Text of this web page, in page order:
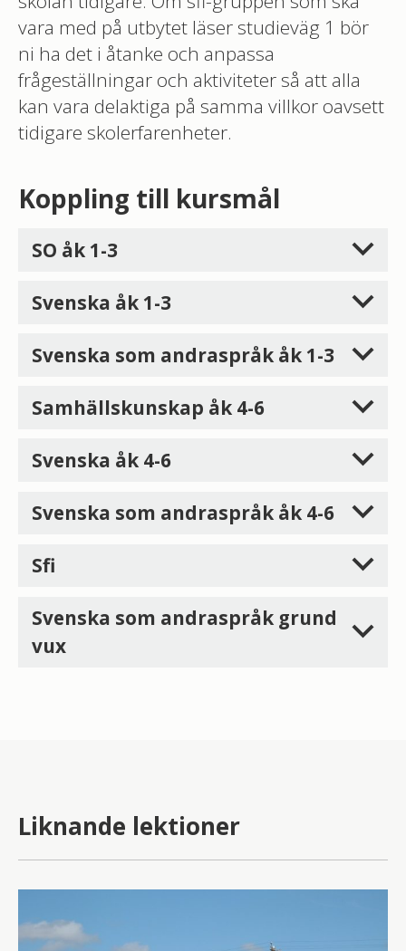
vara med på utbytet läser studieväg 1 bör
ni ha det i åtanke och anpassa
frågeställningar och aktiviteter så att alla
kan vara delaktiga på samma villkor oavsett
tidigare skolerfarenheter.
Koppling till kursmål
SO åk 1-3
Svenska åk 1-3
Svenska som andraspråk åk 1-3
Samhällskunskap åk 4-6
Svenska åk 4-6
Svenska som andraspråk åk 4-6
Sfi
Svenska som andraspråk grund
vux
Liknande lektioner